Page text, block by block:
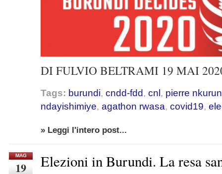
DI FULVIO BELTRAMI 19 MAI
Tags: burundi, cndd-fdd, cnl , pierre
ndayishimiye, agathon rwasa, covid19,
» Leggi l'intero post...
MAG
19
Elezioni in Burundi. La resa